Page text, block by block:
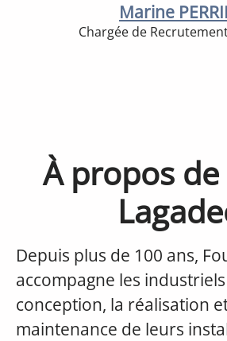
Marine
Chargée de
À propos
Depuis plus de 100 ans,
accompagne les
conception, la réalisation
maintenance de leurs